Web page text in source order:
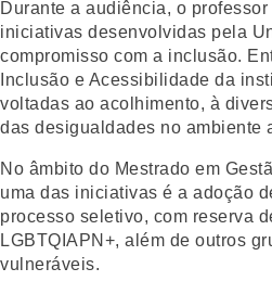
Durante a audiência, o
iniciativas desenvolvidas pela
compromisso com a inclusão.
Inclusão e Acessibilidade da
voltadas ao acolhimento, à
das desigualdades no ambiente
No âmbito do Mestrado em
uma das iniciativas é a adoção
processo seletivo, com reserva
LGBTQIAPN+, além de outros
vulneráveis.